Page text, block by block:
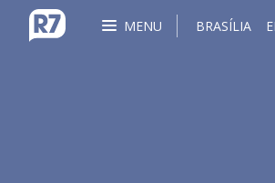
MENU BRASÍLIA